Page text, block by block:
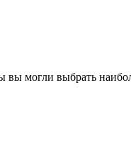
вы могли выбрать